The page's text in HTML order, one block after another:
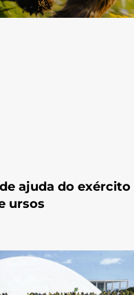
ajuda do
ursos